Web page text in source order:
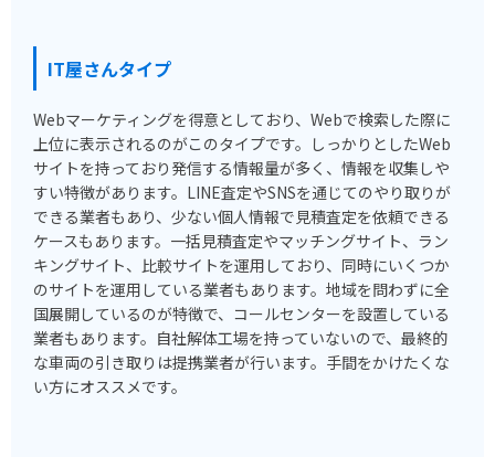
IT屋さんタイプ
Webマーケティングを得意としており、Webで検索した際に
上位に表示されるのがこのタイプです。しっかりとしたWeb
サイトを持っており発信する情報量が多く、情報を収集しや
すい特徴があります。LINE査定やSNSを通じてのやり取りが
できる業者もあり、少ない個人情報で見積査定を依頼できる
ケースもあります。一括見積査定やマッチングサイト、ラン
キングサイト、比較サイトを運用しており、同時にいくつか
のサイトを運用している業者もあります。地域を問わずに全
国展開しているのが特徴で、コールセンターを設置している
業者もあります。自社解体工場を持っていないので、最終的
な車両の引き取りは提携業者が行います。手間をかけたくな
い方にオススメです。